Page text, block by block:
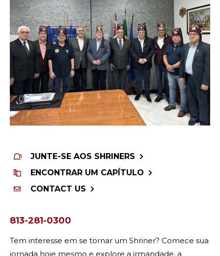
JUNTE-SE AOS SHRINERS
ENCONTRAR UM CAPÍTULO
CONTACT US
813-281-0300
Tem interesse em se tornar um Shriner? Comece sua
jornada hoje mesmo e explore a irmandade, a